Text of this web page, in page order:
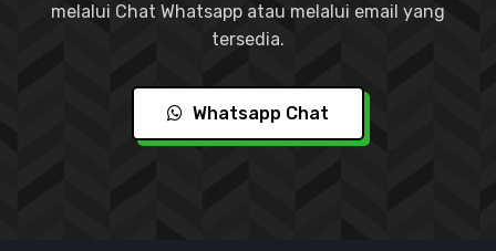
melalui Chat Whatsapp atau melalui email yang
tersedia.
Whatsapp Chat